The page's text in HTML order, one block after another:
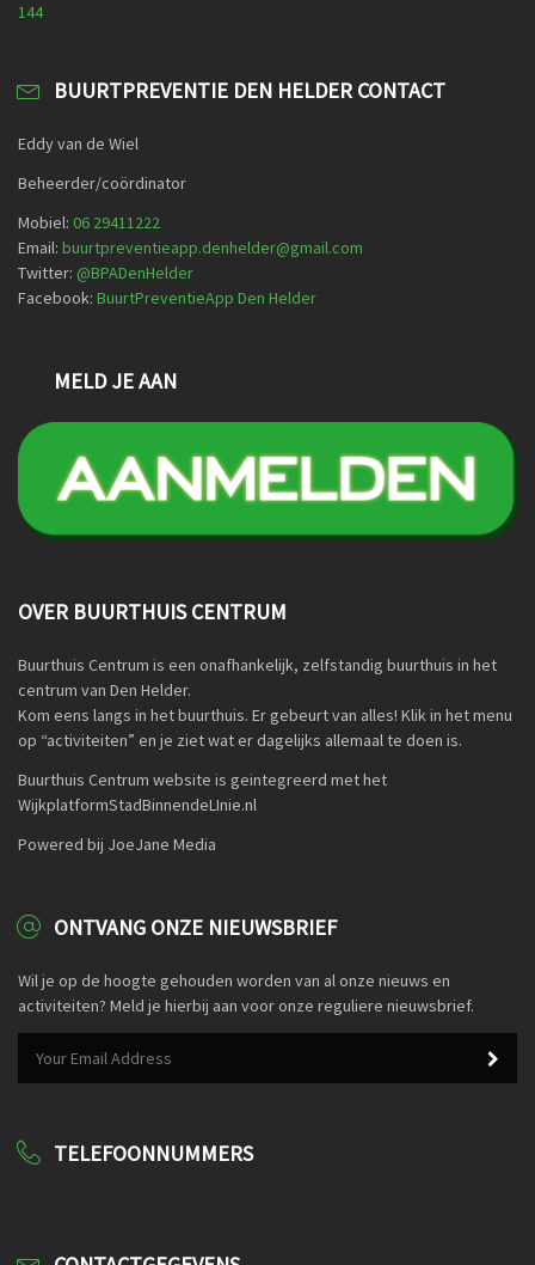
144
BUURTPREVENTIE DEN HELDER CONTACT
Eddy van de Wiel
Beheerder/coördinator
Mobiel: 06 29411222
Email: buurtpreventieapp.denhelder@gmail.com
Twitter: @BPADenHelder
Facebook: BuurtPreventieApp Den Helder
MELD JE AAN
OVER BUURTHUIS CENTRUM
Buurthuis Centrum is een onafhankelijk, zelfstandig buurthuis in het
centrum van Den Helder.
Kom eens langs in het buurthuis. Er gebeurt van alles! Klik in het menu
op “activiteiten” en je ziet wat er dagelijks allemaal te doen is.
Buurthuis Centrum website is geintegreerd met het
WijkplatformStadBinnendeLInie.nl
Powered bij JoeJane Media
ONTVANG ONZE NIEUWSBRIEF
Wil je op de hoogte gehouden worden van al onze nieuws en
activiteiten? Meld je hierbij aan voor onze reguliere nieuwsbrief.
TELEFOONNUMMERS